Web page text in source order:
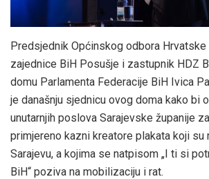
Predsjednik Općinskog odbora
zajednice BiH Posušje i zastupnik HDZ
domu Parlamenta Federacije BiH Ivica
je današnju sjednicu ovog doma kako bi
unutarnjih poslova Sarajevske županije
primjereno kazni kreatore plakata koji su
Sarajevu, a kojima se natpisom „I ti si
BiH“ poziva na mobilizaciju i rat.